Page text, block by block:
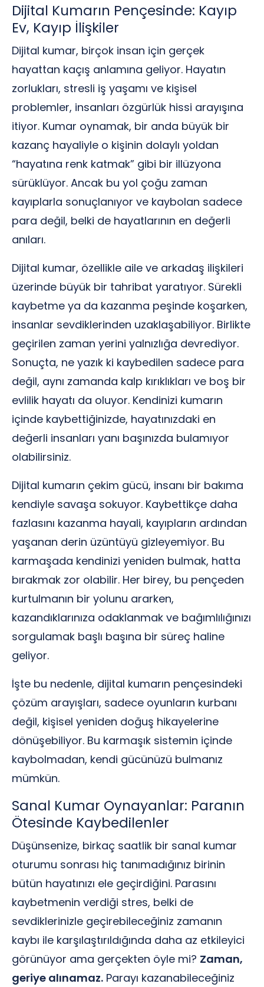
Dijital Kumarın Pençesinde: Kayıp
Ev, Kayıp İlişkiler
Dijital kumar, birçok insan için gerçek
hayattan kaçış anlamına geliyor. Hayatın
zorlukları, stresli iş yaşamı ve kişisel
problemler, insanları özgürlük hissi arayışına
itiyor. Kumar oynamak, bir anda büyük bir
kazanç hayaliyle o kişinin dolaylı yoldan
“hayatına renk katmak” gibi bir illüzyona
sürüklüyor. Ancak bu yol çoğu zaman
kayıplarla sonuçlanıyor ve kaybolan sadece
para değil, belki de hayatlarının en değerli
anıları.
Dijital kumar, özellikle aile ve arkadaş ilişkileri
üzerinde büyük bir tahribat yaratıyor. Sürekli
kaybetme ya da kazanma peşinde koşarken,
insanlar sevdiklerinden uzaklaşabiliyor. Birlikte
geçirilen zaman yerini yalnızlığa devrediyor.
Sonuçta, ne yazık ki kaybedilen sadece para
değil, aynı zamanda kalp kırıklıkları ve boş bir
evlilik hayatı da oluyor. Kendinizi kumarın
içinde kaybettiğinizde, hayatınızdaki en
değerli insanları yanı başınızda bulamıyor
olabilirsiniz.
Dijital kumarın çekim gücü, insanı bir bakıma
kendiyle savaşa sokuyor. Kaybettikçe daha
fazlasını kazanma hayali, kayıpların ardından
yaşanan derin üzüntüyü gizleyemiyor. Bu
karmaşada kendinizi yeniden bulmak, hatta
bırakmak zor olabilir. Her birey, bu pençeden
kurtulmanın bir yolunu ararken,
kazandıklarınıza odaklanmak ve bağımlılığınızı
sorgulamak başlı başına bir süreç haline
geliyor.
İşte bu nedenle, dijital kumarın pençesindeki
çözüm arayışları, sadece oyunların kurbanı
değil, kişisel yeniden doğuş hikayelerine
dönüşebiliyor. Bu karmaşık sistemin içinde
kaybolmadan, kendi gücünüzü bulmanız
mümkün.
Sanal Kumar Oynayanlar: Paranın
Ötesinde Kaybedilenler
Düşünsenize, birkaç saatlik bir sanal kumar
oturumu sonrası hiç tanımadığınız birinin
bütün hayatınızı ele geçirdiğini. Parasını
kaybetmenin verdiği stres, belki de
sevdiklerinizle geçirebileceğiniz zamanın
kaybı ile karşılaştırıldığında daha az etkileyici
görünüyor ama gerçekten öyle mi? Zaman,
geriye alınamaz. Parayı kazanabileceğiniz